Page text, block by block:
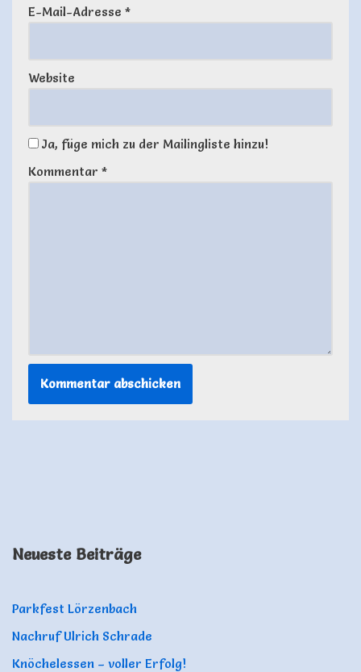
E-Mail-Adresse *
Website
Ja, füge mich zu der Mailingliste hinzu!
Kommentar *
Neueste Beiträge
Parkfest Lörzenbach
Nachruf Ulrich Schrade
Knöchelessen – voller Erfolg!